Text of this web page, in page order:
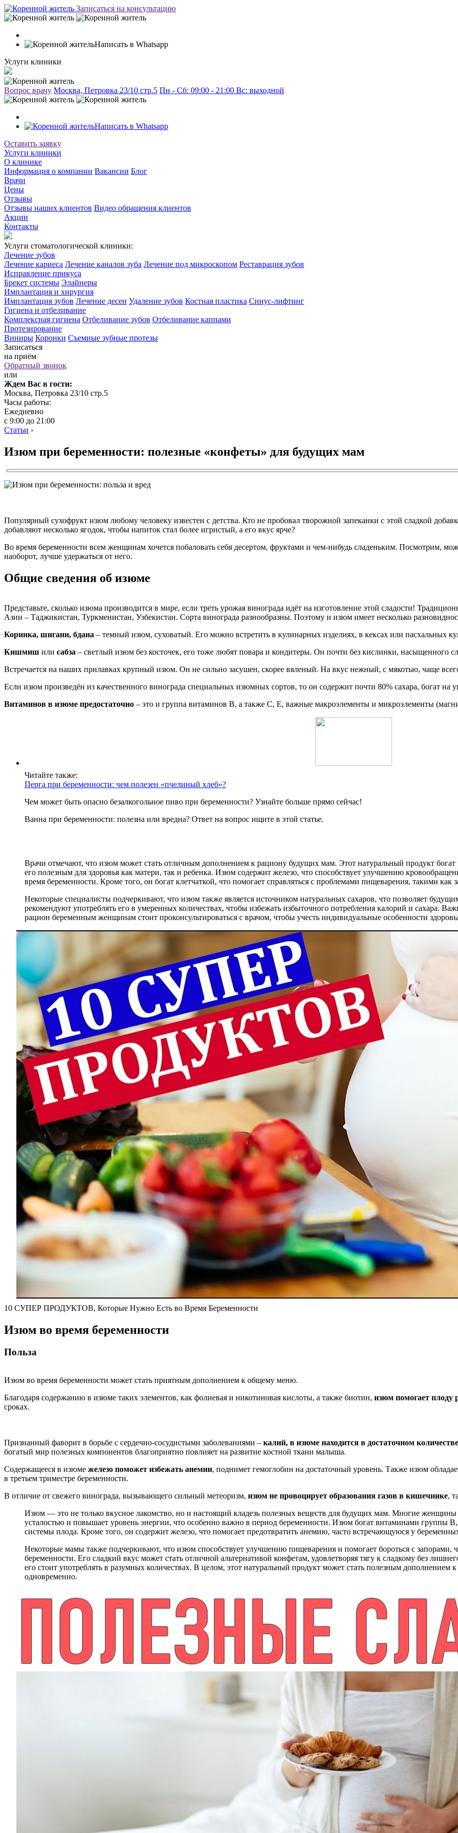
Записаться на консультацию
Написать в Whatsapp
Услуги клиники
Вопрос врачу Москва, Петровка 23/10 стр.5 Пн - Сб: 09:00 - 21:00 Вc: выходной
Написать в Whatsapp
Оставить заявку
Услуги клиники
О клинике
Информация о компании Вакансии Блог
Врачи
Цены
Отзывы
Отзывы наших клиентов Видео обращения клиентов
Акции
Контакты
Услуги стоматологической клиники:
Лечение зубов
Лечение кариеса Лечение каналов зуба Лечение под микроскопом Реставрация зубов
Исправление прикуса
Брекет системы Элайнеры
Имплантация и хирургия
Имплантация зубов Лечение десен Удаление зубов Костная пластика Синус-лифтинг
Гигиена и отбеливание
Комплексная гигиена Отбеливание зубов Отбеливание каппами
Протезирование
Виниры Коронки Съемные зубные протезы
Записаться
на приём
Обратный звонок
или
Ждем Вас в гости:
Москва, Петровка 23/10 стр.5
Часы работы:
Ежедневно
с 9:00 до 21:00
Статьи ›
Изюм при беременности: полезные «конфеты» для будущих мам
Популярный сухофрукт изюм любому человеку известен с детства. Кто не пробовал творожной запеканки с этой сладкой
добавляют несколько ягодок, чтобы напиток стал более игристый, а его вкус ярче?
Во время беременности всем женщинам хочется побаловать себя десертом, фруктами и чем-нибудь сладеньким. Посмотрим,
наоборот, лучше удержаться от него.
Общие сведения об изюме
Представьте, сколько изюма производится в мире, если треть урожая винограда идёт на изготовление этой сладости!
Азии – Таджикистан, Туркменистан, Узбекистан. Сорта винограда разнообразны. Поэтому и изюм имеет несколько
Коринка, шигани, бдана – темный изюм, суховатый. Его можно встретить в кулинарных изделиях, в кексах или пасхальных
Кишмиш или сабза – светлый изюм без косточек, его тоже любят повара и кондитеры. Он почти без кислинки, насыщенного
Встречается на наших прилавках крупный изюм. Он не сильно засушен, скорее вяленый. На вкус нежный, с мякотью, чаще
Если изюм произведён из качественного винограда специальных изюмных сортов, то он содержит почти 80% сахара, богат
Витаминов в изюме предостаточно – это и группа витаминов В, а также С, Е, важные макроэлементы и микроэлементы
Читайте также:
Перга при беременности: чем полезен «пчелиный хлеб»?
Чем может быть опасно безалкогольное пиво при беременности? Узнайте больше прямо сейчас!
Ванна при беременности: полезна или вредна? Ответ на вопрос ищите в этой статье.
Врачи отмечают, что изюм может стать отличным дополнением к рациону будущих мам. Этот натуральный продукт
его полезным для здоровья как матери, так и ребенка. Изюм содержит железо, что способствует улучшению
время беременности. Кроме того, он богат клетчаткой, что помогает справляться с проблемами пищеварения, такими
Некоторые специалисты подчеркивают, что изюм также является источником натуральных сахаров, что позволяет
рекомендуют употреблять его в умеренных количествах, чтобы избежать избыточного потребления калорий и сахара.
рацион беременным женщинам стоит проконсультироваться с врачом, чтобы учесть индивидуальные особенности
10 СУПЕР ПРОДУКТОВ, Которые Нужно Есть во Время Беременности
Изюм во время беременности
Польза
Изюм во время беременности может стать приятным дополнением к общему меню.
Благодаря содержанию в изюме таких элементов, как фолиевая и никотиновая кислоты, а также биотин, изюм помогает плоду
сроках.
Признанный фаворит в борьбе с сердечно-сосудистыми заболеваниями – калий, в изюме находится в достаточном количестве
богатый мир полезных компонентов благоприятно повлияет на развитие костной ткани малыша.
Содержащееся в изюме железо поможет избежать анемии, поднимет гемоглобин на достаточный уровень. Также изюм
в третьем триместре беременности.
В отличие от свежего винограда, вызывающего сильный метеоризм, изюм не провоцирует образования газов в кишечнике,
Изюм — это не только вкусное лакомство, но и настоящий кладезь полезных веществ для будущих мам. Многие женщины
усталостью и повышает уровень энергии, что особенно важно в период беременности. Изюм богат витаминами группы
системы плода. Кроме того, он содержит железо, что помогает предотвратить анемию, часто встречающуюся у
Некоторые мамы также подчеркивают, что изюм способствует улучшению пищеварения и помогает бороться с запорами,
беременности. Его сладкий вкус может стать отличной альтернативой конфетам, удовлетворяя тягу к сладкому без
его стоит употреблять в разумных количествах. В целом, этот натуральный продукт может стать полезным дополнением
одновременно.